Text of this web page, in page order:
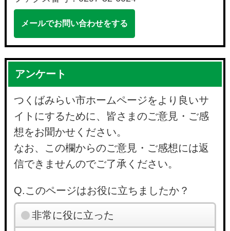
メールでお問い合わせをする
アンケート
つくばみらい市ホームページをより良いサ
イトにするために、皆さまのご意見・ご感
想をお聞かせください。
なお、この欄からのご意見・ご感想には返
信できませんのでご了承ください。
Q.このページはお役に立ちましたか？
非常に役に立った